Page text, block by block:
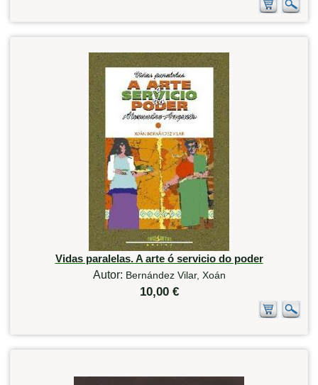
Vidas paralelas. A arte ó servicio do poder
Autor: Bernández Vilar, Xoán
10,00 €